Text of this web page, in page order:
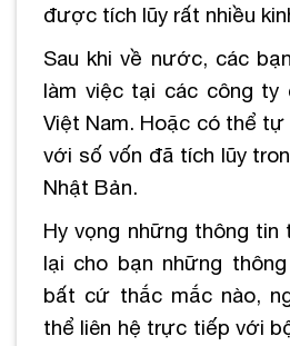
được tích lũy rất nhiều
Sau khi về nước, các
làm việc tại các công ty
Việt Nam. Hoặc có thể
với số vốn đã tích lũy
Nhật Bản.
Hy vọng những thông tin
lại cho bạn những
bất cứ thắc mắc nào,
thể liên hệ trực tiếp với